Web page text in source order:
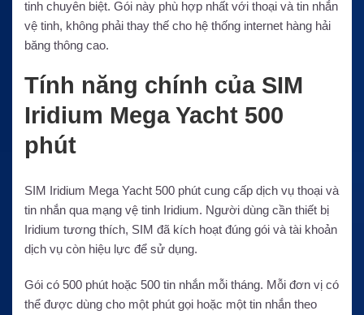
tinh chuyên biệt. Gói này phù hợp nhất với thoại và tin nhắn
vệ tinh, không phải thay thế cho hệ thống internet hàng hải
băng thông cao.
Tính năng chính của SIM
Iridium Mega Yacht 500
phút
SIM Iridium Mega Yacht 500 phút cung cấp dịch vụ thoại và
tin nhắn qua mạng vệ tinh Iridium. Người dùng cần thiết bị
Iridium tương thích, SIM đã kích hoạt đúng gói và tài khoản
dịch vụ còn hiệu lực để sử dụng.
Gói có 500 phút hoặc 500 tin nhắn mỗi tháng. Mỗi đơn vị có
thể được dùng cho một phút gọi hoặc một tin nhắn theo